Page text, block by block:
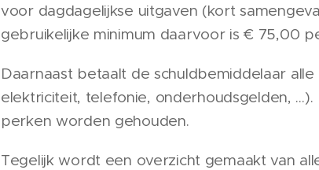
voor dagdagelijkse uitgaven (kort
gebruikelijke minimum daarvoor is € 75,00
Daarnaast betaalt de schuldbemiddelaar
elektriciteit, telefonie, onderhoudsgelden,
perken worden gehouden.
Tegelijk wordt een overzicht gemaakt van